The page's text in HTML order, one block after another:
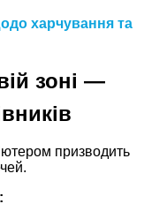
харчування та
зоні —
призводить